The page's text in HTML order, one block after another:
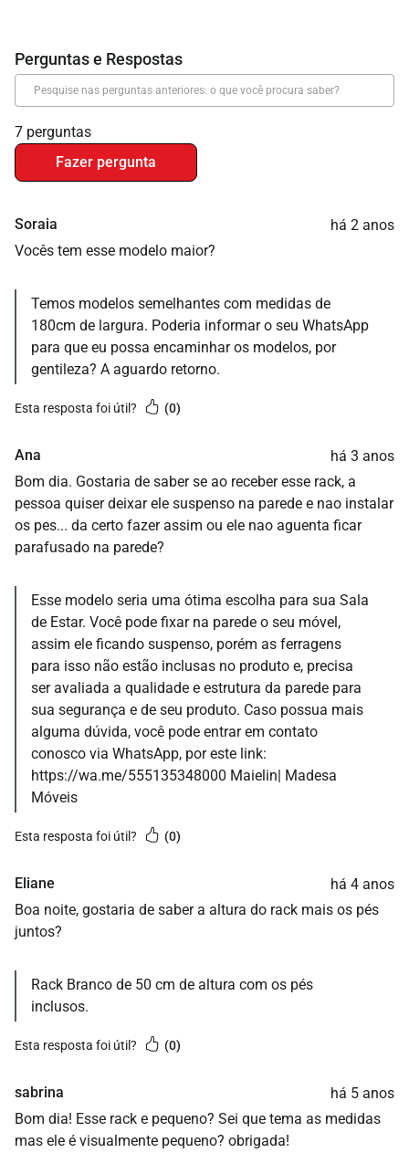
7 perguntas
Fazer pergunta
Soraia
há 2 anos
Vocês tem esse modelo maior?
Temos modelos semelhantes com medidas de
180cm de largura. Poderia informar o seu WhatsApp
para que eu possa encaminhar os modelos, por
gentileza? A aguardo retorno.
esta resposta foi útil? 0
Ana
há 3 anos
Bom dia. Gostaria de saber se ao receber esse rack, a
pessoa quiser deixar ele suspenso na parede e nao instalar
os pes... da certo fazer assim ou ele nao aguenta ficar
parafusado na parede?
Esse modelo seria uma ótima escolha para sua Sala
de Estar. Você pode fixar na parede o seu móvel,
assim ele ficando suspenso, porém as ferragens
para isso não estão inclusas no produto e, precisa
ser avaliada a qualidade e estrutura da parede para
sua segurança e de seu produto. Caso possua mais
alguma dúvida, você pode entrar em contato
conosco via WhatsApp, por este link:
https://wa.me/555135348000 Maielin| Madesa
Móveis
esta resposta foi útil? 0
Eliane
há 4 anos
Boa noite, gostaria de saber a altura do rack mais os pés
juntos?
Rack Branco de 50 cm de altura com os pés
inclusos.
esta resposta foi útil? 0
sabrina
há 5 anos
Bom dia! Esse rack e pequeno? Sei que tema as medidas
mas ele é visualmente pequeno? obrigada!